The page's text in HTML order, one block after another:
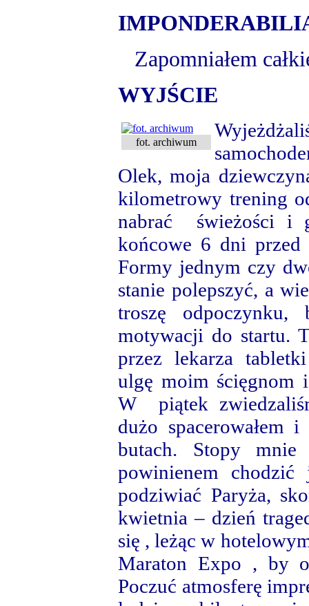
Zapomniałem
WYJŚCIE
fot. archiwum
Olek, moja
kilometrowy trening
nabrać świeżości i
końcowe 6 dni przed
Formy jednym czy
stanie polepszyć, a
troszę odpoczynku,
motywacji do startu.
przez lekarza
ulgę moim ścięgnom
W piątek
dużo
butach. Stopy mnie
powinienem
podziwiać Paryża,
kwietnia – dzień
się , leżąc w
Maraton Expo , by
Poczuć atmosferę